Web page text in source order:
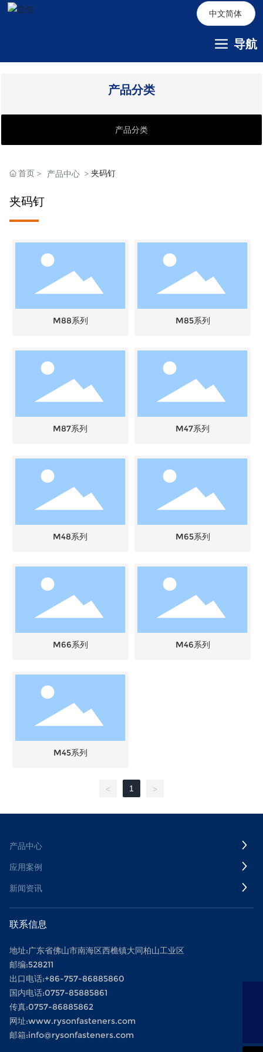
中文简体
导航
产品分类
产品分类
首页 产品中心 夹码钉
夹码钉
M88系列 M85系列
M87系列 M47系列
M48系列 M65系列
M66系列 M46系列
M45系列
< 1 >
产品中心
应用案例
新闻资讯
联系信息
地址:广东省佛山市南海区西樵镇大同柏山工业区
邮编:528211
出口电话:+86-757-86885860
国内电话:0757-85885861
传真:0757-86885862
网址:www.rysonfasteners.com
邮箱:info@rysonfasteners.com